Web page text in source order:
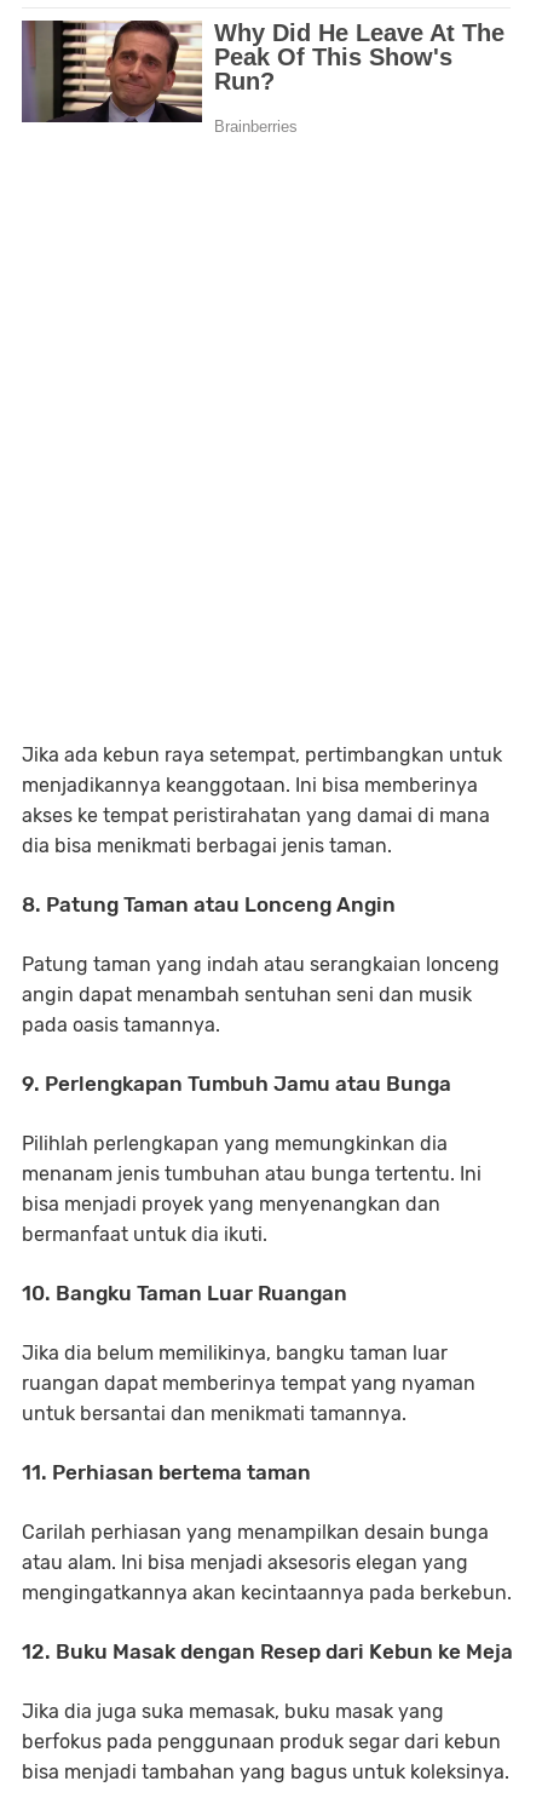
Jika ada kebun raya setempat, pertimbangkan untuk
menjadikannya keanggotaan. Ini bisa memberinya
akses ke tempat peristirahatan yang damai di mana
dia bisa menikmati berbagai jenis taman.
8. Patung Taman atau Lonceng Angin
Patung taman yang indah atau serangkaian lonceng
angin dapat menambah sentuhan seni dan musik
pada oasis tamannya.
9. Perlengkapan Tumbuh Jamu atau Bunga
Pilihlah perlengkapan yang memungkinkan dia
menanam jenis tumbuhan atau bunga tertentu. Ini
bisa menjadi proyek yang menyenangkan dan
bermanfaat untuk dia ikuti.
10. Bangku Taman Luar Ruangan
Jika dia belum memilikinya, bangku taman luar
ruangan dapat memberinya tempat yang nyaman
untuk bersantai dan menikmati tamannya.
11. Perhiasan bertema taman
Carilah perhiasan yang menampilkan desain bunga
atau alam. Ini bisa menjadi aksesoris elegan yang
mengingatkannya akan kecintaannya pada berkebun.
12. Buku Masak dengan Resep dari Kebun ke Meja
Jika dia juga suka memasak, buku masak yang
berfokus pada penggunaan produk segar dari kebun
bisa menjadi tambahan yang bagus untuk koleksinya.